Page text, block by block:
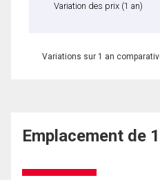
Variation des prix (1 an)
Variations sur 1 an
Emplacement de